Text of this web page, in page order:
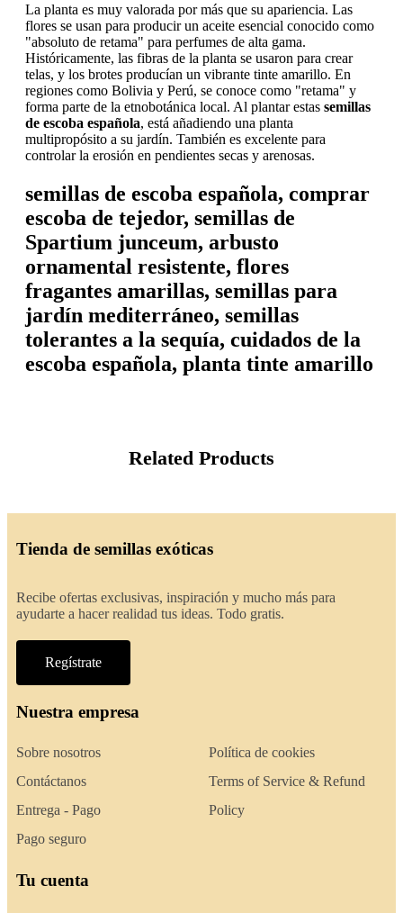
La planta es muy valorada por más que su apariencia. Las
flores se usan para producir un aceite esencial conocido como
"absoluto de retama" para perfumes de alta gama.
Históricamente, las fibras de la planta se usaron para crear
telas, y los brotes producían un vibrante tinte amarillo. En
regiones como Bolivia y Perú, se conoce como "retama" y
forma parte de la etnobotánica local. Al plantar estas semillas
de escoba española, está añadiendo una planta
multipropósito a su jardín. También es excelente para
controlar la erosión en pendientes secas y arenosas.
semillas de escoba española, comprar
escoba de tejedor, semillas de
Spartium junceum, arbusto
ornamental resistente, flores
fragantes amarillas, semillas para
jardín mediterráneo, semillas
tolerantes a la sequía, cuidados de la
escoba española, planta tinte amarillo
Related Products
Tienda de semillas exóticas
Recibe ofertas exclusivas, inspiración y mucho más para
ayudarte a hacer realidad tus ideas. Todo gratis.
Regístrate
Nuestra empresa
Sobre nosotros
Contáctanos
Entrega - Pago
Pago seguro
Política de cookies
Terms of Service & Refund
Policy
Tu cuenta